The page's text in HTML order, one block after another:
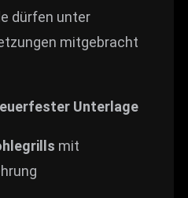
dürfen unter
mitgebracht
Unterlage
mit